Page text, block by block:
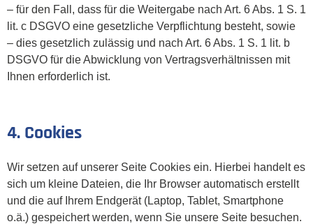
– für den Fall, dass für die Weitergabe nach Art. 6 Abs. 1 S. 1
lit. c DSGVO eine gesetzliche Verpflichtung besteht, sowie
– dies gesetzlich zulässig und nach Art. 6 Abs. 1 S. 1 lit. b
DSGVO für die Abwicklung von Vertragsverhältnissen mit
Ihnen erforderlich ist.
4. Cookies
Wir setzen auf unserer Seite Cookies ein. Hierbei handelt es
sich um kleine Dateien, die Ihr Browser automatisch erstellt
und die auf Ihrem Endgerät (Laptop, Tablet, Smartphone
o.ä.) gespeichert werden, wenn Sie unsere Seite besuchen.